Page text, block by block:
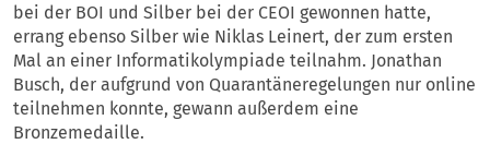
bei der BOI und Silber bei der CEOI gewonnen hatte,
errang ebenso Silber wie Niklas Leinert, der zum ersten
Mal an einer Informatikolympiade teilnahm. Jonathan
Busch, der aufgrund von Quarantäneregelungen nur online
teilnehmen konnte, gewann außerdem eine
Bronzemedaille.